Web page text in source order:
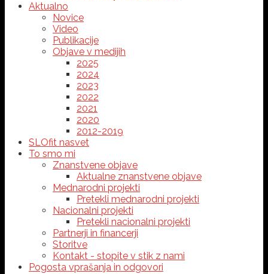
Aktualno
Novice
Video
Publikacije
Objave v medijih
2025
2024
2023
2022
2021
2020
2012-2019
SLOfit nasvet
To smo mi
Znanstvene objave
Aktualne znanstvene objave
Mednarodni projekti
Pretekli mednarodni projekti
Nacionalni projekti
Pretekli nacionalni projekti
Partnerji in financerji
Storitve
Kontakt - stopite v stik z nami
Pogosta vprašanja in odgovori